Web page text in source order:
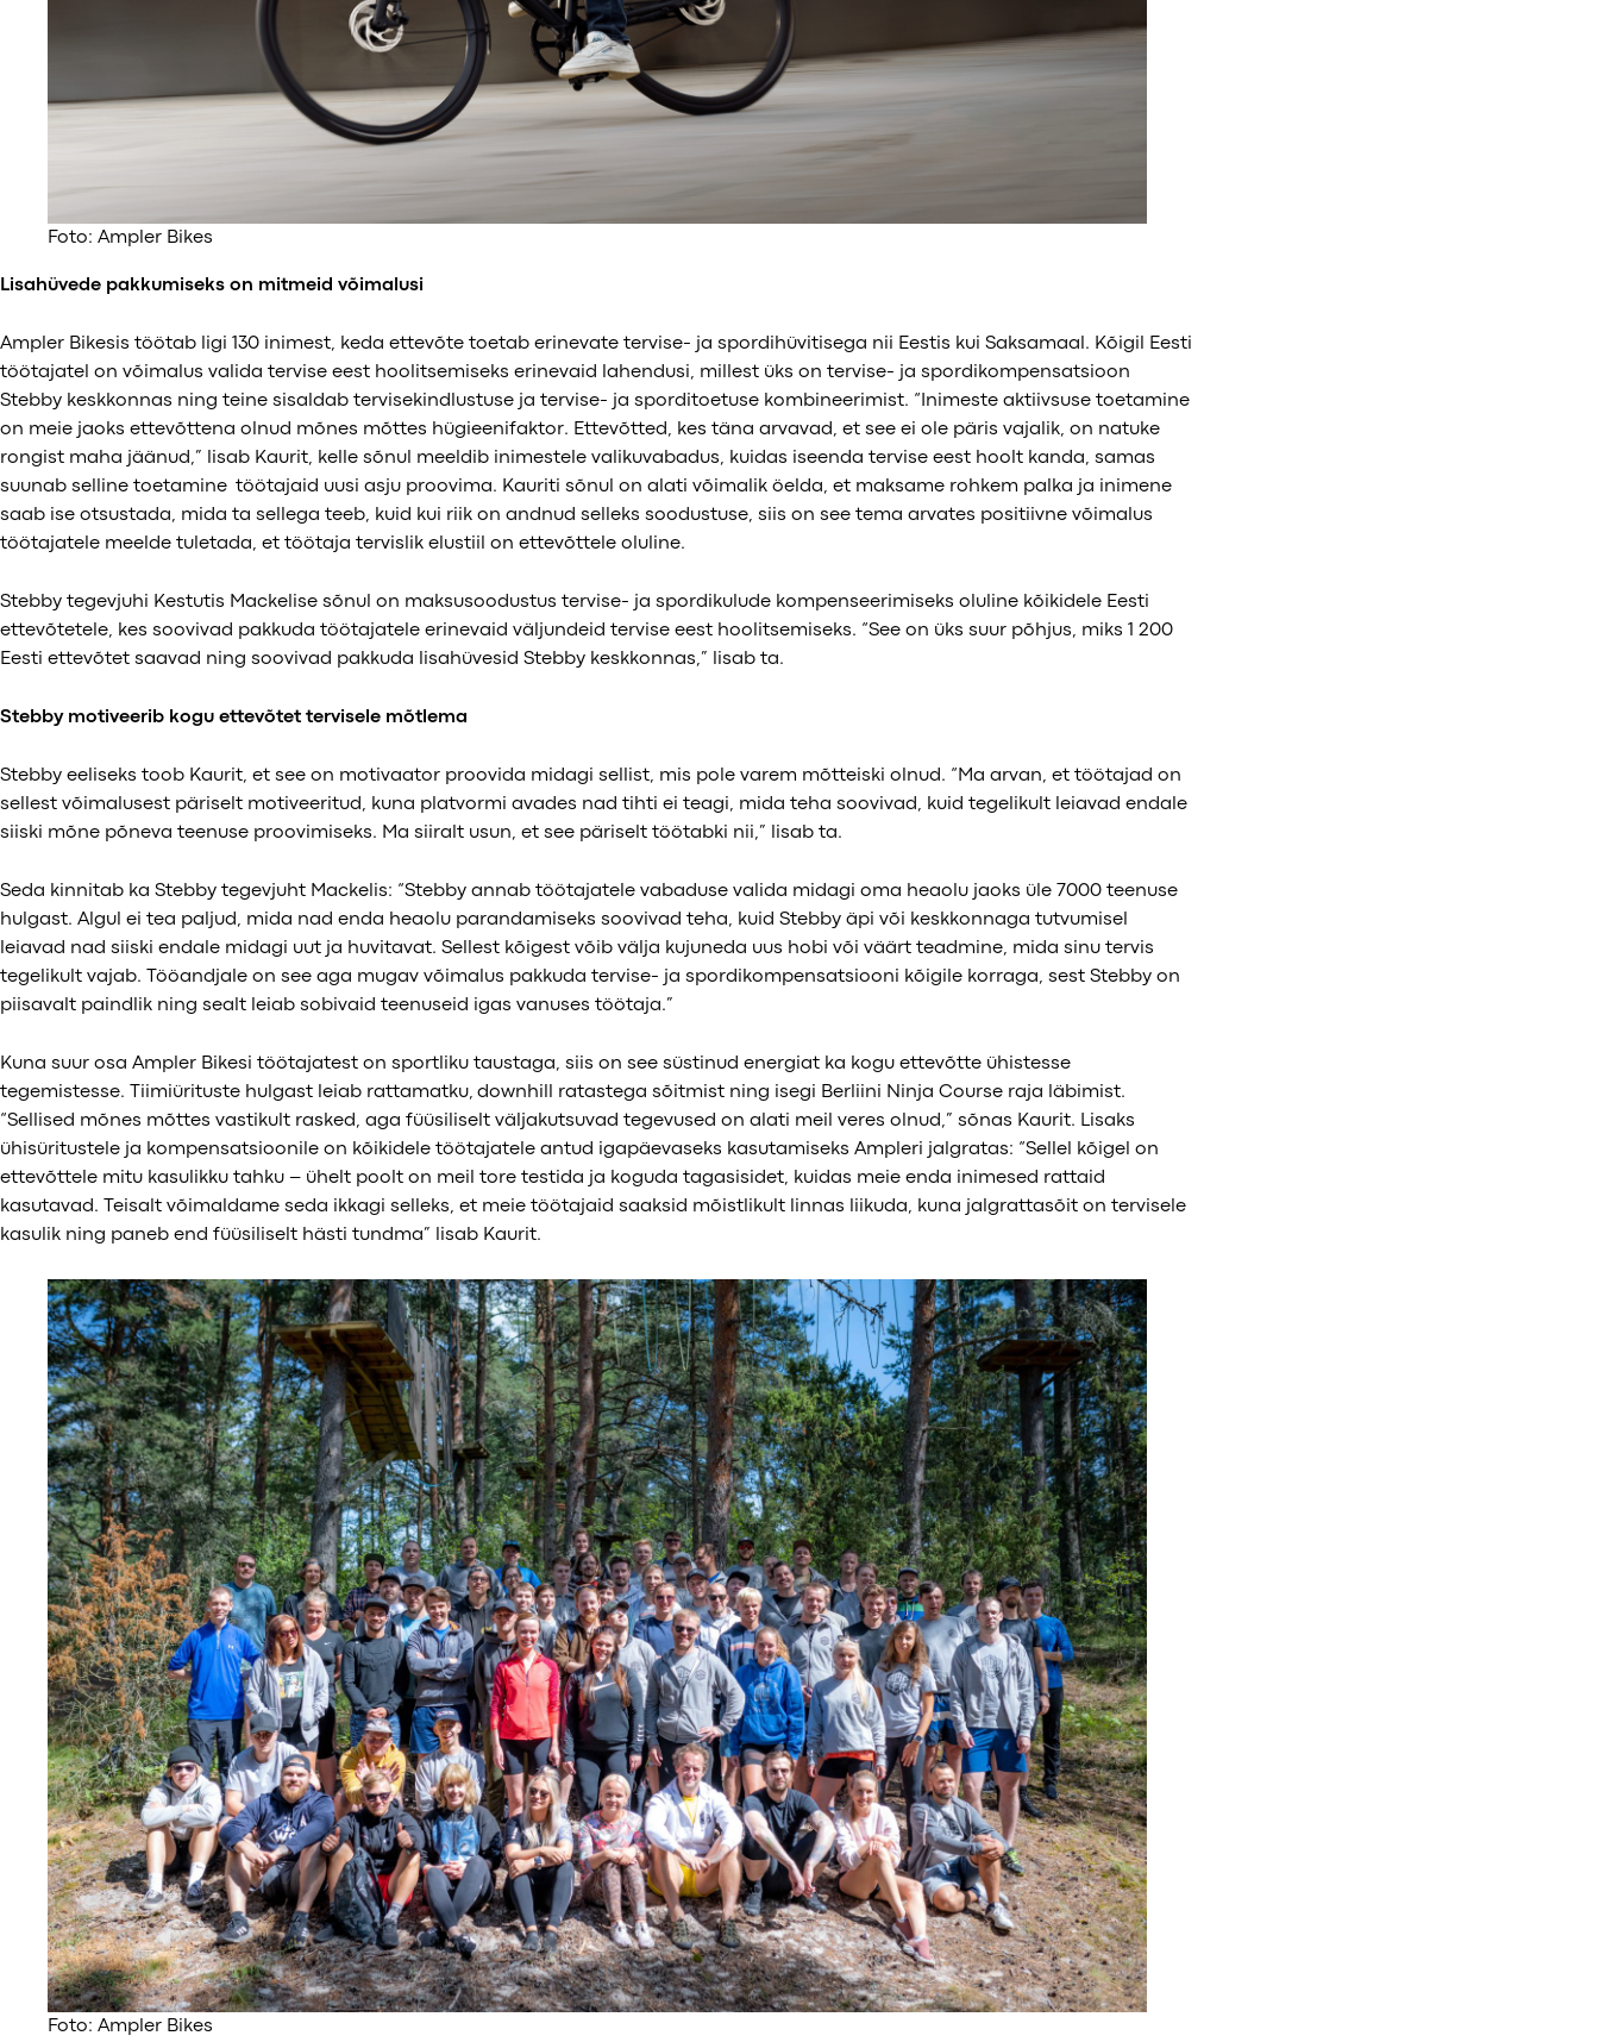
Foto: Ampler Bikes
Lisahüvede pakkumiseks on mitmeid võimalusi
Ampler Bikesis töötab ligi 130 inimest, keda ettevõte toetab erinevate tervise- ja spordihüvitisega nii Eestis kui Saksamaal. Kõigil Eesti
töötajatel on võimalus valida tervise eest hoolitsemiseks erinevaid lahendusi, millest üks on tervise- ja spordikompensatsioon
Stebby keskkonnas ning teine sisaldab tervisekindlustuse ja tervise- ja sporditoetuse kombineerimist. “Inimeste aktiivsuse toetamine
on meie jaoks ettevõttena olnud mõnes mõttes hügieenifaktor. Ettevõtted, kes täna arvavad, et see ei ole päris vajalik, on natuke
rongist maha jäänud,” lisab Kaurit, kelle sõnul meeldib inimestele valikuvabadus, kuidas iseenda tervise eest hoolt kanda, samas
suunab selline toetamine töötajaid uusi asju proovima. Kauriti sõnul on alati võimalik öelda, et maksame rohkem palka ja inimene
saab ise otsustada, mida ta sellega teeb, kuid kui riik on andnud selleks soodustuse, siis on see tema arvates positiivne võimalus
töötajatele meelde tuletada, et töötaja tervislik elustiil on ettevõttele oluline.
Stebby tegevjuhi Kestutis Mackelise sõnul on maksusoodustus tervise- ja spordikulude kompenseerimiseks oluline kõikidele Eesti
ettevõtetele, kes soovivad pakkuda töötajatele erinevaid väljundeid tervise eest hoolitsemiseks. “See on üks suur põhjus, miks 1 200
Eesti ettevõtet saavad ning soovivad pakkuda lisahüvesid Stebby keskkonnas,” lisab ta.
Stebby motiveerib kogu ettevõtet tervisele mõtlema
Stebby eeliseks toob Kaurit, et see on motivaator proovida midagi sellist, mis pole varem mõtteiski olnud. “Ma arvan, et töötajad on
sellest võimalusest päriselt motiveeritud, kuna platvormi avades nad tihti ei teagi, mida teha soovivad, kuid tegelikult leiavad endale
siiski mõne põneva teenuse proovimiseks. Ma siiralt usun, et see päriselt töötabki nii,” lisab ta.
Seda kinnitab ka Stebby tegevjuht Mackelis: “Stebby annab töötajatele vabaduse valida midagi oma heaolu jaoks üle 7000 teenuse
hulgast. Algul ei tea paljud, mida nad enda heaolu parandamiseks soovivad teha, kuid Stebby äpi või keskkonnaga tutvumisel
leiavad nad siiski endale midagi uut ja huvitavat. Sellest kõigest võib välja kujuneda uus hobi või väärt teadmine, mida sinu tervis
tegelikult vajab. Tööandjale on see aga mugav võimalus pakkuda tervise- ja spordikompensatsiooni kõigile korraga, sest Stebby on
piisavalt paindlik ning sealt leiab sobivaid teenuseid igas vanuses töötaja.”
Kuna suur osa Ampler Bikesi töötajatest on sportliku taustaga, siis on see süstinud energiat ka kogu ettevõtte ühistesse
tegemistesse. Tiimiürituste hulgast leiab rattamatku, downhill ratastega sõitmist ning isegi Berliini Ninja Course raja läbimist.
“Sellised mõnes mõttes vastikult rasked, aga füüsiliselt väljakutsuvad tegevused on alati meil veres olnud,” sõnas Kaurit. Lisaks
ühisüritustele ja kompensatsioonile on kõikidele töötajatele antud igapäevaseks kasutamiseks Ampleri jalgratas: “Sellel kõigel on
ettevõttele mitu kasulikku tahku – ühelt poolt on meil tore testida ja koguda tagasisidet, kuidas meie enda inimesed rattaid
kasutavad. Teisalt võimaldame seda ikkagi selleks, et meie töötajaid saaksid mõistlikult linnas liikuda, kuna jalgrattasõit on tervisele
kasulik ning paneb end füüsiliselt hästi tundma” lisab Kaurit.
Foto: Ampler Bikes